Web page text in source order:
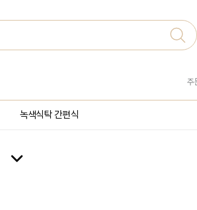
주
녹색식탁 간편식